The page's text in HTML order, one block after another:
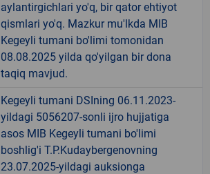
aylantirgichlari yo'q, bir qator ehtiyot
qismlari yo'q. Mazkur mu'lkda MIB
Kegeyli tumani bo'limi tomonidan
08.08.2025 yilda qo'yilgan bir dona
taqiq mavjud.
Kegeyli tumani DSIning 06.11.2023-
yildagi 5056207-sonli ijro hujjatiga
asos MIB Kegeyli tumani bo'limi
boshlig'i T.P.Kudaybergenovning
23.07.2025-yildagi auksionga